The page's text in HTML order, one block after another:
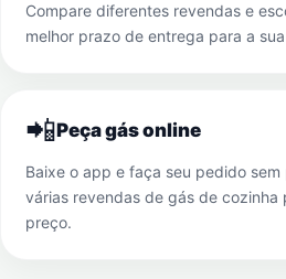
Compare diferentes revendas e
melhor prazo de entrega para a
📲Peça gás online
Baixe o app e faça seu pedido
várias revendas de gás de cozinha
preço.